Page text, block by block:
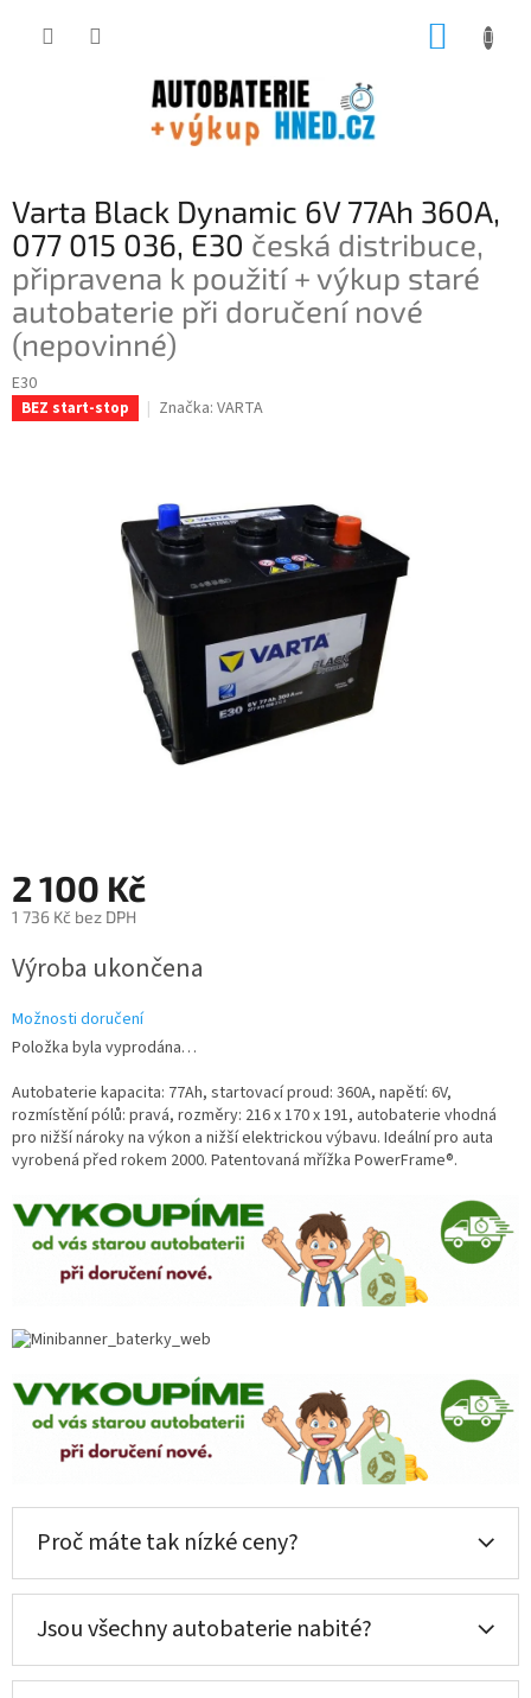
Varta Black Dynamic 6V 77Ah 360A,
077 015 036, E30 česká distribuce,
připravena k použití + výkup staré
autobaterie při doručení nové
(nepovinné)
E30
BEZ start-stop Značka: VARTA
2 100 Kč
1 736 Kč bez DPH
cena:
Výroba ukončena
Možnosti doručení
Položka byla vyprodána…
Autobaterie kapacita: 77Ah, startovací proud: 360A, napětí: 6V,
rozmístění pólů: pravá, rozměry: 216 x 170 x 191, autobaterie vhodná
pro nižší nároky na výkon a nižší elektrickou výbavu. Ideální pro auta
vyrobená před rokem 2000. Patentovaná mřížka PowerFrame®.
Proč máte tak nízké ceny?
Jsou všechny autobaterie nabité?